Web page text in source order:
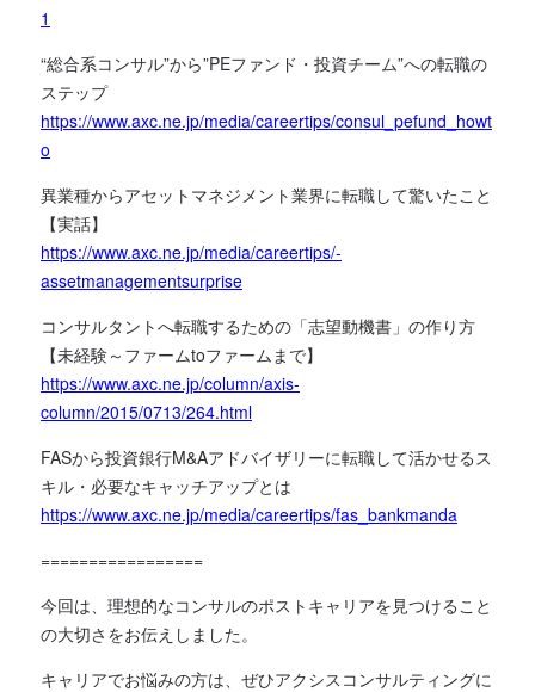
1
“総合系コンサル”から”PEファンド・投資チーム”への転職の
ステップ
https://www.axc.ne.jp/media/careertips/consul_pefund_howt
o
異業種からアセットマネジメント業界に転職して驚いたこと
【実話】
https://www.axc.ne.jp/media/careertips/-
assetmanagementsurprise
コンサルタントへ転職するための「志望動機書」の作り方
【未経験～ファームtoファームまで】
https://www.axc.ne.jp/column/axis-
column/2015/0713/264.html
FASから投資銀行M&Aアドバイザリーに転職して活かせるス
キル・必要なキャッチアップとは
https://www.axc.ne.jp/media/careertips/fas_bankmanda
=================
今回は、理想的なコンサルのポストキャリアを見つけること
の大切さをお伝えしました。
キャリアでお悩みの方は、ぜひアクシスコンサルティングに